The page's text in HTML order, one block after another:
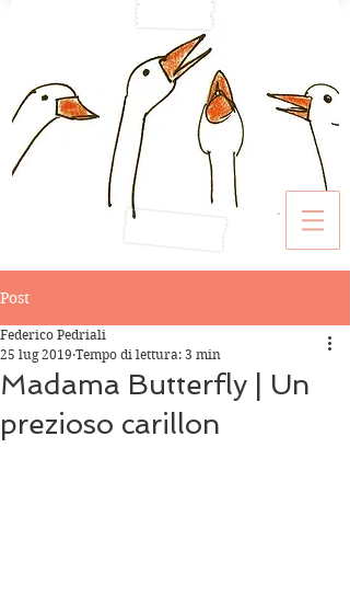
Post
Madama Butterfly | Un
prezioso carillon
Federico Pedriali
25 lug 2019 Tempo di lettura: 3 min